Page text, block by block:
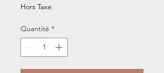
Hors Taxe
Quantité *